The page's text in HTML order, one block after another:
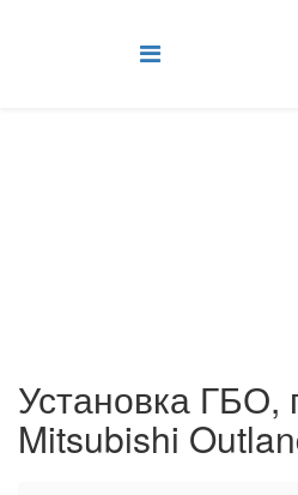
Установка ГБО,
Mitsubishi